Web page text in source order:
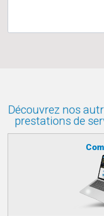
Découvrez nos
prestations de